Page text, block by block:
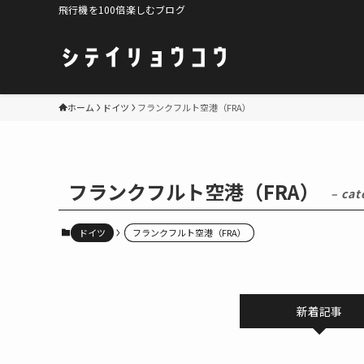
飛行機を100倍楽しむブログ
ホーム ドイツ フランクフルト空港（FRA）
フランクフルト空港（FRA） –
ドイツ フランクフルト空港（FRA）
新着記事